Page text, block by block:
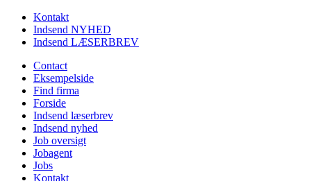
Kontakt
Indsend NYHED
Indsend LÆSERBREV
Contact
Eksempelside
Find firma
Forside
Indsend læserbrev
Indsend nyhed
Job oversigt
Jobagent
Jobs
Kontakt